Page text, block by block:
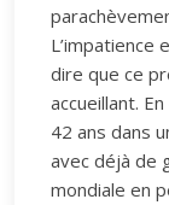
L’impatience
dire que ce
accueillant.
42 ans dans
avec déjà de
mondiale en